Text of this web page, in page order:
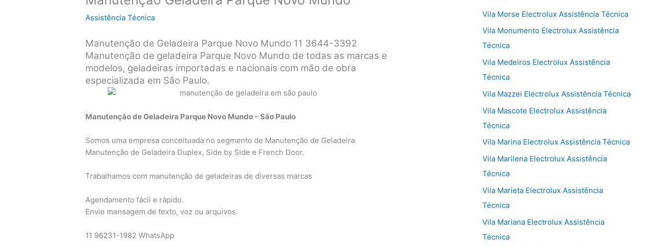
Assistência Técnica
Manutenção de Geladeira Parque Novo Mundo 11 3644-3392
Manutenção de geladeira Parque Novo Mundo de todas as marcas e
modelos, geladeiras importadas e nacionais com mão de obra
especializada em São Paulo.
Manutenção de Geladeira Parque Novo Mundo – São Paulo
Somos uma empresa conceituada no segmento de Manutenção de Geladeira
Manutenção de Geladeira Duplex, Side by Side e French Door.
Trabalhamos com manutenção de geladeiras de diversas marcas
Agendamento fácil e rápido.
Envie mensagem de texto, voz ou arquivos.
11 96231-1982 WhatsApp
Vila Morse Electrolux Assistência Técnica
Vila Monumento Electrolux Assistência
Técnica
Vila Medeiros Electrolux Assistência
Técnica
Vila Mazzei Electrolux Assistência Técnica
Vila Mascote Electrolux Assistência
Técnica
Vila Marina Electrolux Assistência Técnica
Vila Marilena Electrolux Assistência
Técnica
Vila Marieta Electrolux Assistência
Técnica
Vila Mariana Electrolux Assistência
Técnica